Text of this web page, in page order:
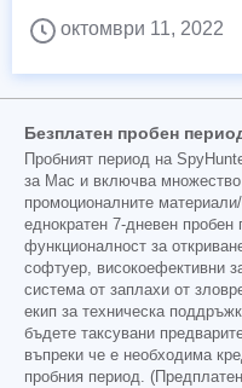
октомври 11, 2022
Безплатен пробен
Пробният период на
за Mac и включва множество
промоционалните
еднократен 7-дневен
функционалност за
софтуер, високоефективни
система от заплахи от
екип за техническа
бъдете таксувани
въпреки че е необходима
пробния период.